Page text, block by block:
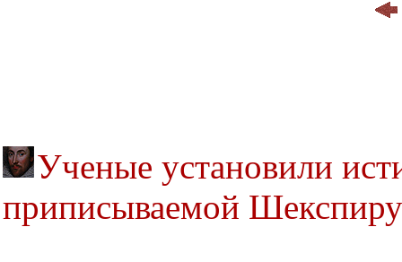
Ученые установили
приписываемой Шекспиру